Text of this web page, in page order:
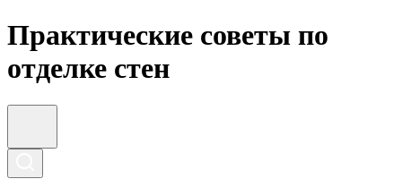
Практические советы по
отделке стен